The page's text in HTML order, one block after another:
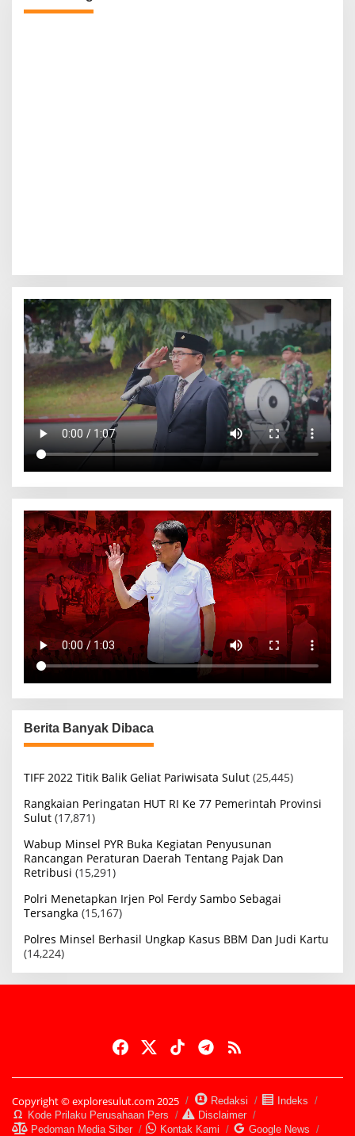
Berita Banyak Dibaca
TIFF 2022 Titik Balik Geliat Pariwisata Sulut (25,445)
Rangkaian Peringatan HUT RI Ke 77 Pemerintah Provinsi
Sulut (17,871)
Wabup Minsel PYR Buka Kegiatan Penyusunan
Rancangan Peraturan Daerah Tentang Pajak Dan
Retribusi (15,291)
Polri Menetapkan Irjen Pol Ferdy Sambo Sebagai
Tersangka (15,167)
Polres Minsel Berhasil Ungkap Kasus BBM Dan Judi Kartu
(14,224)
Copyright © exploresulut.com 2025 Redaksi
Indeks
Kode Prilaku Perusahaan Pers
Disclaimer
Pedoman Media Siber
Kontak Kami Google News